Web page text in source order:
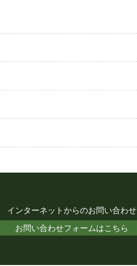
インターネットからのお問い合わせ
お問い合わせフォームはこちら